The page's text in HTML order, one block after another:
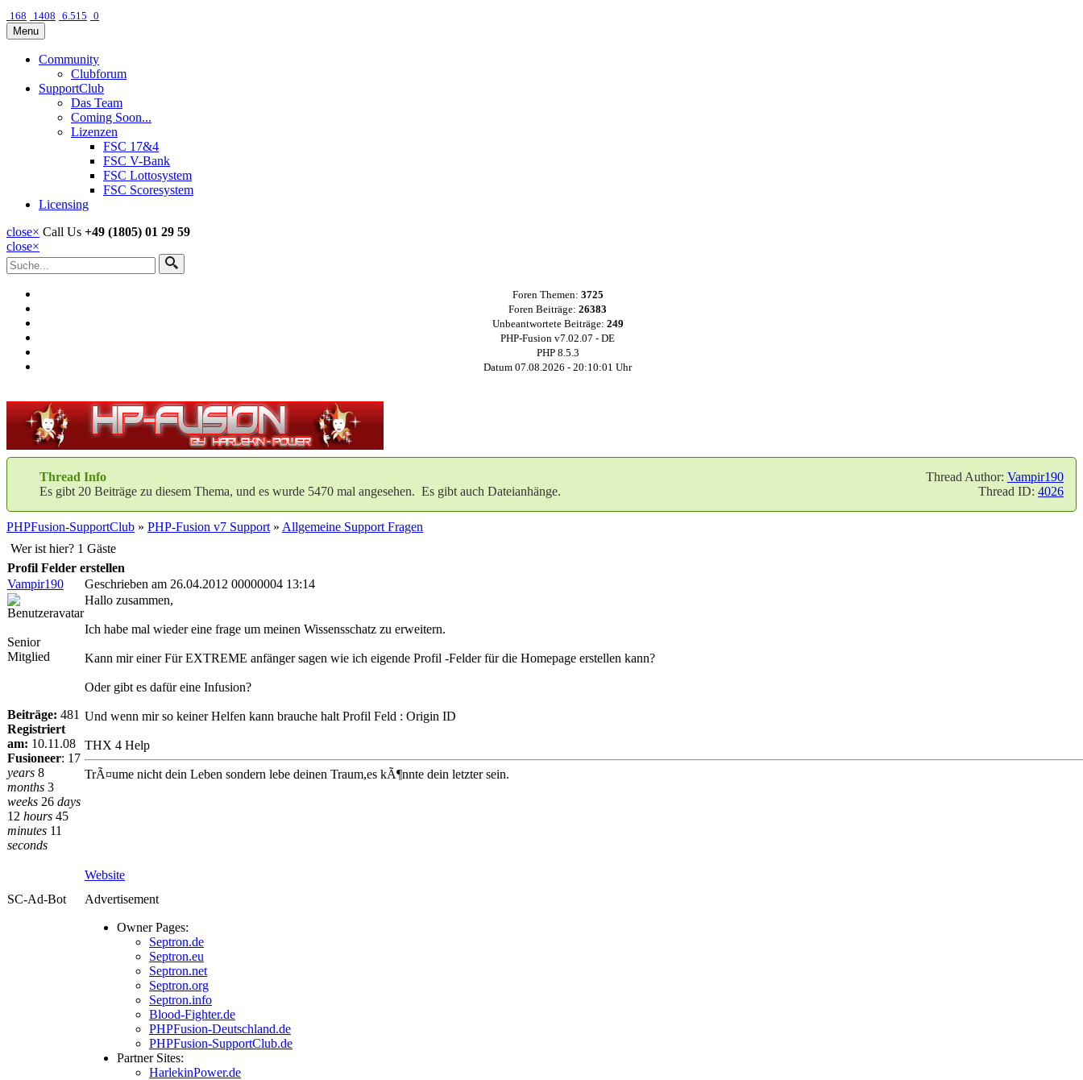
168 1408 6.515 0
Menu
Community
Clubforum
SupportClub
Das Team
Coming Soon...
Lizenzen
FSC 17&4
FSC V-Bank
FSC Lottosystem
FSC Scoresystem
Licensing
close× Call Us +49 (1805) 01 29 59
close×
Foren Themen: 3725
Foren Beiträge: 26383
Unbeantwortete Beiträge: 249
PHP-Fusion v7.02.07 - DE
PHP 8.5.3
Datum 07.08.2026 - 20:10:01 Uhr
Thread Author: Vampir190
Thread ID: 4026
Thread Info
Es gibt 20 Beiträge zu diesem Thema, und es wurde 5470 mal angesehen. Es gibt auch Dateianhänge.
PHPFusion-SupportClub » PHP-Fusion v7 Support » Allgemeine Support Fragen
Wer ist hier? 1 Gäste
Profil Felder erstellen
Vampir190
Geschrieben am 26.04.2012 00000004 13:14
Senior
Mitglied
Beiträge: 481
Registriert
am: 10.11.08
Fusioneer: 17
years 8
months 3
weeks 26 days
12 hours 45
minutes 11
seconds
Hallo zusammen,
Ich habe mal wieder eine frage um meinen Wissensschatz zu erweitern.
Kann mir einer Für EXTREME anfänger sagen wie ich eigende Profil -Felder für die Homepage erstellen kann?
Oder gibt es dafür eine Infusion?
Und wenn mir so keiner Helfen kann brauche halt Profil Feld : Origin ID
THX 4 Help
TrÃ¤ume nicht dein Leben sondern lebe deinen Traum,es kÃ¶nnte dein letzter sein.
Website
SC-Ad-Bot
Advertisement
Owner Pages:
Septron.de
Septron.eu
Septron.net
Septron.org
Septron.info
Blood-Fighter.de
PHPFusion-Deutschland.de
PHPFusion-SupportClub.de
Partner Sites:
HarlekinPower.de